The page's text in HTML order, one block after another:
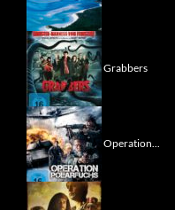
Grabbers
Operation...